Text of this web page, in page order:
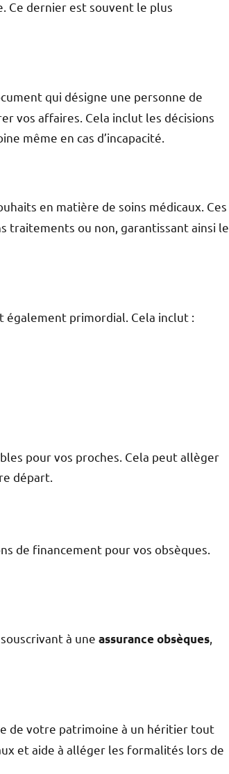
Ce dernier est souvent le plus
qui désigne une personne de
vos affaires. Cela inclut les décisions
même en cas d’incapacité.
en matière de soins médicaux. Ces
traitements ou non, garantissant ainsi le
également primordial. Cela inclut :
pour vos proches. Cela peut allèger
départ.
de financement pour vos obsèques.
à une assurance obsèques,
de votre patrimoine à un héritier tout
et aide à alléger les formalités lors de